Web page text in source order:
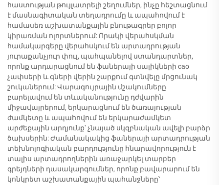
հաստության թույլատրելի շեղումներ, ինչը հեշտացնում
է մասնագիտական տեղադրումը և ապահովում է
համասեռ աշխատանքային բնութագրեր բոլոր
կիրառման ոլորտներում: Որակի վերահսկման
համակարգերը վերահսկում են արտադրության
յուրաքանչյուր փուլ, պահպանելով ստանդարտներ,
որոնք արդարացնում են ֆաներայի սալիկների cao
չափսերի և գների վերին շարքում գտնվելը մրցունակ
շուկաներում: Վարագույրային մշակումները
բարելավում են տևականությունը դժվարին
միջավայրերում, երկարացնում են ծառայության
ժամկետը և ապահովում են երկարաժամկետ
արժեքային արդյունք՝ չնայած սկզբնական ավելի բարձր
ծախսերին: Ժամանակակից ֆաներայի արտադրության
տեխնոլոգիական բարդությունը հնարավորություն է
տալիս արտադրողներին առաջարկել տարբեր
գրեյդների դասակարգումներ, որոնք բավարարում են
կոնկրետ աշխատանքային պահանջները՝